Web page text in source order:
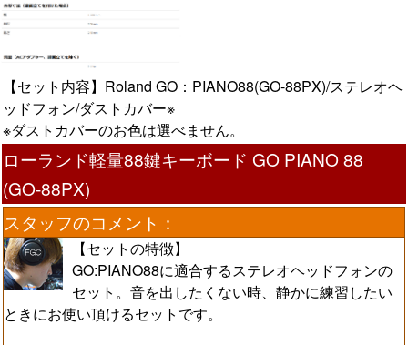
【セット内容】Roland GO：PIANO88(GO-88PX)/ステレオヘ
ッドフォン/ダストカバー※
※ダストカバーのお色は選べません。
ローランド軽量88鍵キーボード GO PIANO 88
(GO-88PX)
スタッフのコメント：
【セットの特徴】
GO:PIANO88に適合するステレオヘッドフォンの
セット。音を出したくない時、静かに練習したい
ときにお使い頂けるセットです。